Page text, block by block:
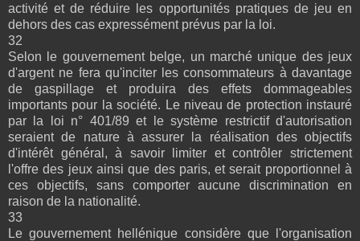
activité et de réduire les opportunités pratiques de jeu en
dehors des cas expressément prévus par la loi.
32
Selon le gouvernement belge, un marché unique des jeux
d'argent ne fera qu'inciter les consommateurs à davantage
de gaspillage et produira des effets dommageables
importants pour la société. Le niveau de protection instauré
par la loi n° 401/89 et le système restrictif d'autorisation
seraient de nature à assurer la réalisation des objectifs
d'intérêt général, à savoir limiter et contrôler strictement
l'offre des jeux ainsi que des paris, et serait proportionnel à
ces objectifs, sans comporter aucune discrimination en
raison de la nationalité.
33
Le gouvernement hellénique considère que l'organisation